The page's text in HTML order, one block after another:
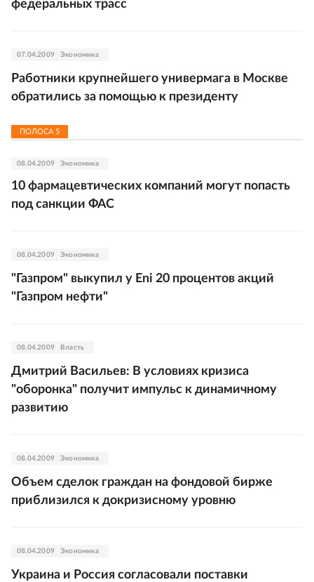
федеральных трасс
07.04.2009 Экономика
Работники крупнейшего универмага в Москве
обратились за помощью к президенту
ПОЛОСА 5
08.04.2009 Экономика
10 фармацевтических компаний могут попасть
под санкции ФАС
08.04.2009 Экономика
"Газпром" выкупил у Eni 20 процентов акций
"Газпром нефти"
08.04.2009 Власть
Дмитрий Васильев: В условиях кризиса
"оборонка" получит импульс к динамичному
развитию
08.04.2009 Экономика
Объем сделок граждан на фондовой бирже
приблизился к докризисному уровню
08.04.2009 Экономика
Украина и Россия согласовали поставки